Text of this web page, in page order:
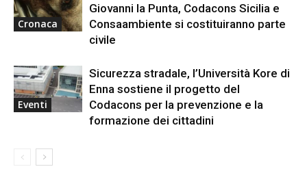
Cronaca
Giovanni la Punta, Codacons Sicilia e
Consaambiente si costituiranno parte
civile
Eventi
Sicurezza stradale, l’Università Kore di
Enna sostiene il progetto del
Codacons per la prevenzione e la
formazione dei cittadini